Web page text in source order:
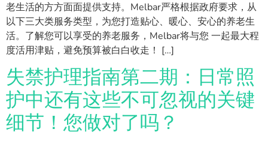
老生活的方方面面提供支持。Melbar严格根据政府要求，从
以下三大类服务类型，为您打造贴心、暖心、安心的养老生
活。了解您可以享受的养老服务，Melbar将与您 一起最大程
度活用津贴，避免预算被白白收走！ […]
失禁护理指南第二期：日常照
护中还有这些不可忽视的关键
细节！您做对了吗？